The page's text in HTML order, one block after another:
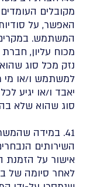
מקובלים
האפשר, על
המשתמש.
מכוח עליון,
נזק מכל סוג
למשתמש ו/או מי
יאבד ו/או יגיע
סוג שהוא שלא
41. במידה
השירותים
אישור על הזמנת
לאחר סיומה של